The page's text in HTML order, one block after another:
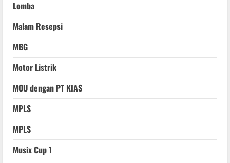
Lomba
Malam Resepsi
MBG
Motor Listrik
MOU dengan PT KIAS
MPLS
MPLS
Musix Cup 1